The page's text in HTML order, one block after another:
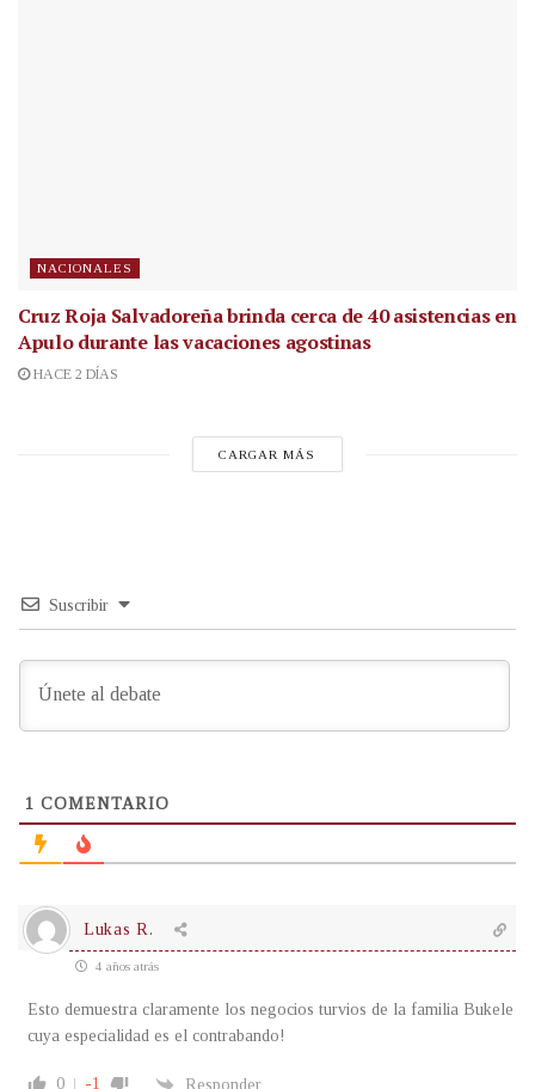
NACIONALES
Cruz Roja Salvadoreña brinda cerca de 40 asistencias en
Apulo durante las vacaciones agostinas
HACE 2 DÍAS
CARGAR MÁS
Suscribir
1 COMENTARIO
Lukas R.
4 años atrás
Esto demuestra claramente los negocios turvios de la familia Bukele
cuya especialidad es el contrabando!
0 -1 Responder